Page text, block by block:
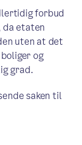
forbud
da etaten
uten at det
og
grad.
saken til